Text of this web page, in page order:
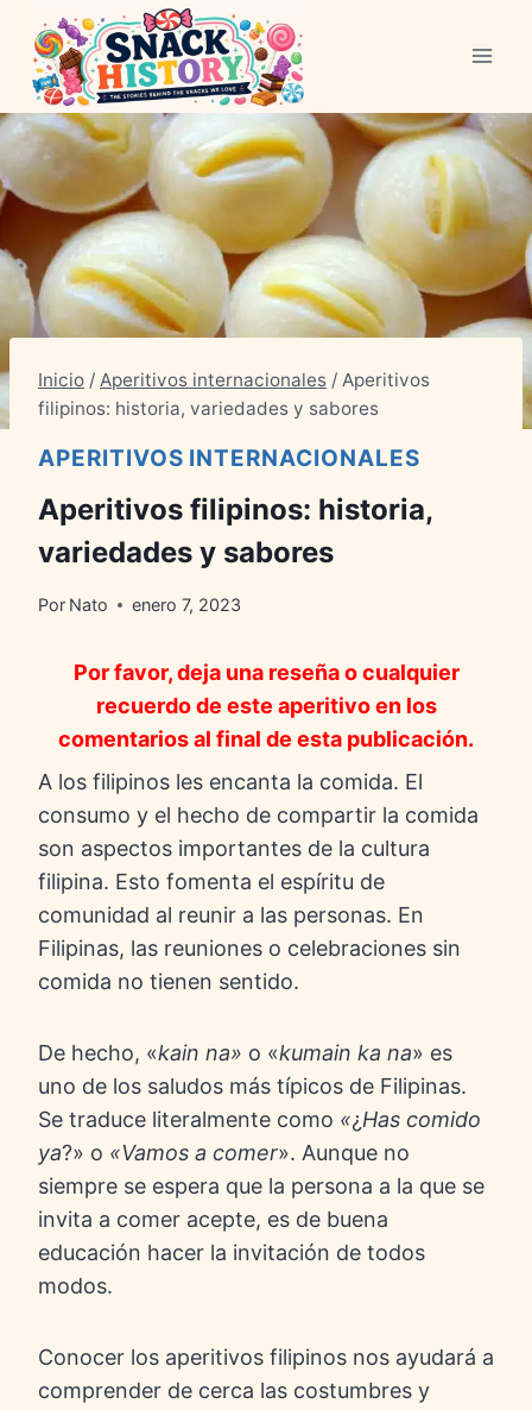
Contenido
Inicio / Aperitivos internacionales / Aperitivos
filipinos: historia, variedades y sabores
APERITIVOS INTERNACIONALES
Aperitivos filipinos: historia,
variedades y sabores
Por Nato enero 7, 2023
Por favor, deja una reseña o cualquier
recuerdo de este aperitivo en los
comentarios al final de esta publicación.
A los filipinos les encanta la comida. El
consumo y el hecho de compartir la comida
son aspectos importantes de la cultura
filipina. Esto fomenta el espíritu de
comunidad al reunir a las personas. En
Filipinas, las reuniones o celebraciones sin
comida no tienen sentido.
De hecho, «kain na» o «kumain ka na» es
uno de los saludos más típicos de Filipinas.
Se traduce literalmente como «¿Has comido
ya?» o «Vamos a comer». Aunque no
siempre se espera que la persona a la que se
invita a comer acepte, es de buena
educación hacer la invitación de todos
modos.
Conocer los aperitivos filipinos nos ayudará a
comprender de cerca las costumbres y